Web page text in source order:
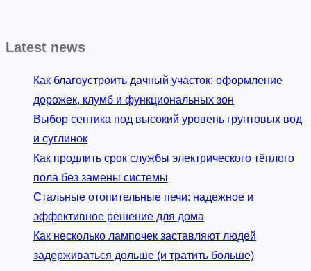
Latest news
Как благоустроить дачный участок: оформление
дорожек, клумб и функциональных зон
Выбор септика под высокий уровень грунтовых вод
и суглинок
Как продлить срок службы электрического тёплого
пола без замены системы
Стальные отопительные печи: надежное и
эффективное решение для дома
Как несколько лампочек заставляют людей
задерживаться дольше (и тратить больше)